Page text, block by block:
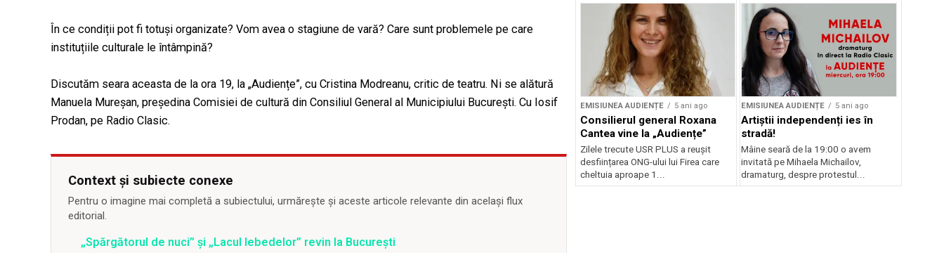
În ce condiții pot fi totuși organizate? Vom avea o stagiune de vară? Care sunt problemele pe care
instituțiile culturale le întâmpină?
Discutăm seara aceasta de la ora 19, la „Audiențe”, cu Cristina Modreanu, critic de teatru. Ni se alătură
Manuela Mureșan, președina Comisiei de cultură din Consiliul General al Municipiului București. Cu Iosif
Prodan, pe Radio Clasic.
Context și subiecte conexe
Pentru o imagine mai completă a subiectului, urmărește și aceste articole relevante din același flux
editorial.
„Spărgătorul de nuci” și „Lacul lebedelor” revin la București
EMISIUNEA AUDIENȚE 5 ani ago
Consilierul general Roxana
Cantea vine la „Audiențe”
Zilele trecute USR PLUS a reușit
desființarea ONG-ului lui Firea care
cheltuia aproape 1...
EMISIUNEA AUDIENȚE 5 ani ago
Artiștii independenți ies în
stradă!
Mâine seară de la 19:00 o avem
invitată pe Mihaela Michailov,
dramaturg, despre protestul...